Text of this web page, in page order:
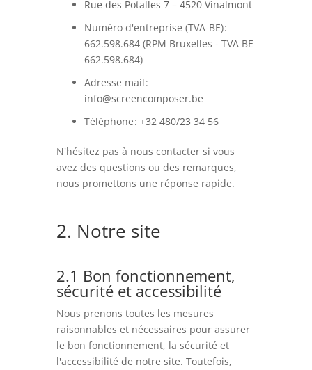
Rue des Potalles 7 – 4520 Vinalmont
Numéro d'entreprise (TVA-BE) :
662.598.684 (RPM Bruxelles - TVA BE
662.598.684)
Adresse mail :
info@screencomposer.be
Téléphone : +32 480/23 34 56
N'hésitez pas à nous contacter si vous
avez des questions ou des remarques,
nous promettons une réponse rapide.
2. Notre site
2.1 Bon fonctionnement,
sécurité et accessibilité
Nous prenons toutes les mesures
raisonnables et nécessaires pour assurer
le bon fonctionnement, la sécurité et
l'accessibilité de notre site. Toutefois,